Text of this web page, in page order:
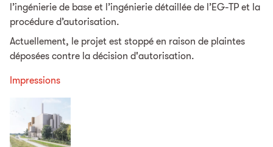
l’ingénierie de base et l’ingénierie détaillée de l’EG-TP et la
procédure d’autorisation.
Actuellement, le projet est stoppé en raison de plaintes
déposées contre la décision d'autorisation.
Impressions